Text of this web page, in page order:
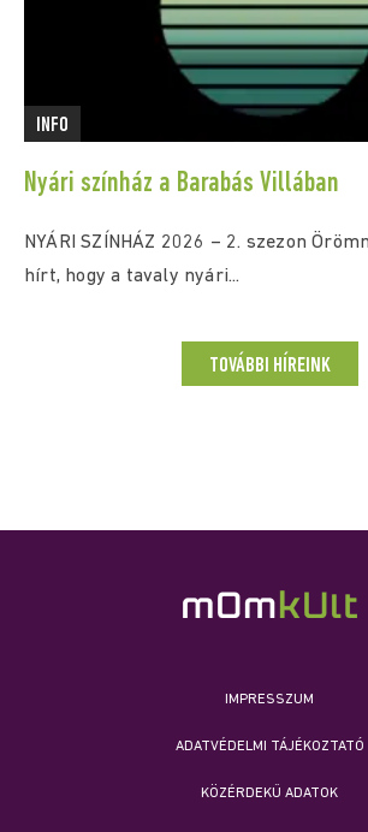
INFO
Nyári színház a Barabás Villában
NYÁRI SZÍNHÁZ 2026 – 2. szezon
hírt, hogy a tavaly nyári...
TOVÁBBI HÍREINK
IMPRESSZUM
ADATVÉDELMI TÁJÉKOZTATÓ
KÖZÉRDEKŰ ADATOK